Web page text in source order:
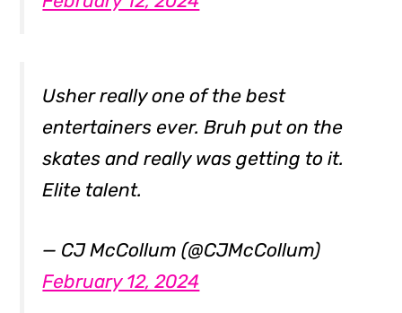
Usher really one of the best
entertainers ever. Bruh put on the
skates and really was getting to it.
Elite talent.
— CJ McCollum (@CJMcCollum)
February 12, 2024